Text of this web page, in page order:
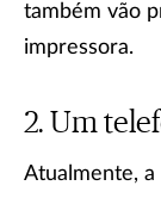
também vão
impressora.
Um
Atualmente, a